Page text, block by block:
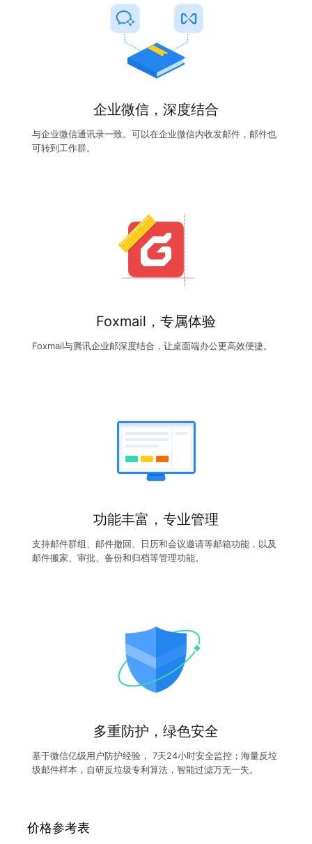
企业微信，深度结合
与企业微信通讯录一致。可以在企业微信内收发邮件，邮件也
可转到工作群。
Foxmail，专属体验
Foxmail与腾讯企业邮深度结合，让桌面端办公更高效便捷。
功能丰富，专业管理
支持邮件群组、邮件撤回、日历和会议邀请等邮箱功能，以及
邮件搬家、审批、备份和归档等管理功能。
多重防护，绿色安全
基于微信亿级用户防护经验， 7天24小时安全监控；海量反垃
圾邮件样本，自研反垃圾专利算法，智能过滤万无一失。
价格参考表